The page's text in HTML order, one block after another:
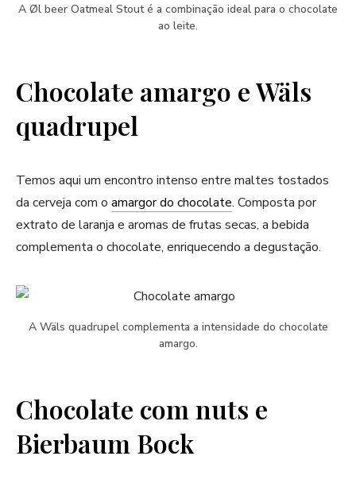
A Øl beer Oatmeal Stout é a combinação ideal para o chocolate
ao leite.
Chocolate amargo e Wäls
quadrupel
Temos aqui um encontro intenso entre maltes tostados
da cerveja com o amargor do chocolate. Composta por
extrato de laranja e aromas de frutas secas, a bebida
complementa o chocolate, enriquecendo a degustação.
A Wäls quadrupel complementa a intensidade do chocolate
amargo.
Chocolate com nuts e
Bierbaum Bock